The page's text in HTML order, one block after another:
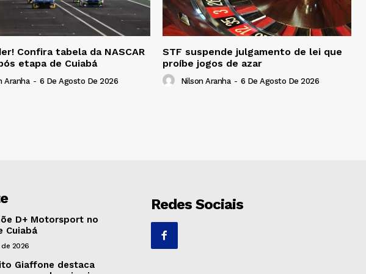
Confira tabela da NASCAR
etapa de Cuiabá
Aranha - 6 De Agosto De 2026
STF suspende julgamento de lei que
proíbe jogos de azar
Nilson Aranha - 6 De Agosto De 2026
D+ Motorsport no
Cuiabá
2026
Giaffone destaca
Redes Sociais